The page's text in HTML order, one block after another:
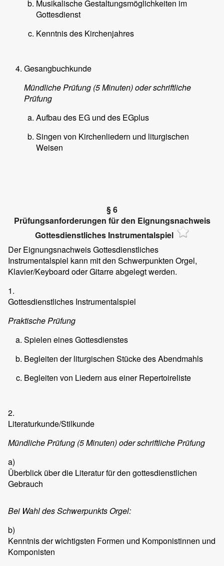
Musikalische Gestaltungsmöglichkeiten im
Gottesdienst
Kenntnis des Kirchenjahres
Gesangbuchkunde
Mündliche Prüfung (5 Minuten) oder schriftliche
Prüfung
Aufbau des EG und des EGplus
Singen von Kirchenliedern und liturgischen
Weisen
§ 6
Prüfungsanforderungen für den Eignungsnachweis
Gottesdienstliches Instrumentalspiel
Der Eignungsnachweis Gottesdienstliches
Instrumentalspiel kann mit den Schwerpunkten Orgel,
Klavier/Keyboard oder Gitarre abgelegt werden.
1.
Gottesdienstliches Instrumentalspiel
Praktische Prüfung
Spielen eines Gottesdienstes
Begleiten der liturgischen Stücke des Abendmahls
Begleiten von Liedern aus einer Repertoireliste
2.
Literaturkunde/Stilkunde
Mündliche Prüfung (5 Minuten) oder schriftliche Prüfung
a)
Überblick über die Literatur für den gottesdienstlichen
Gebrauch
Bei Wahl des Schwerpunkts Orgel:
b)
Kenntnis der wichtigsten Formen und Komponistinnen und
Komponisten